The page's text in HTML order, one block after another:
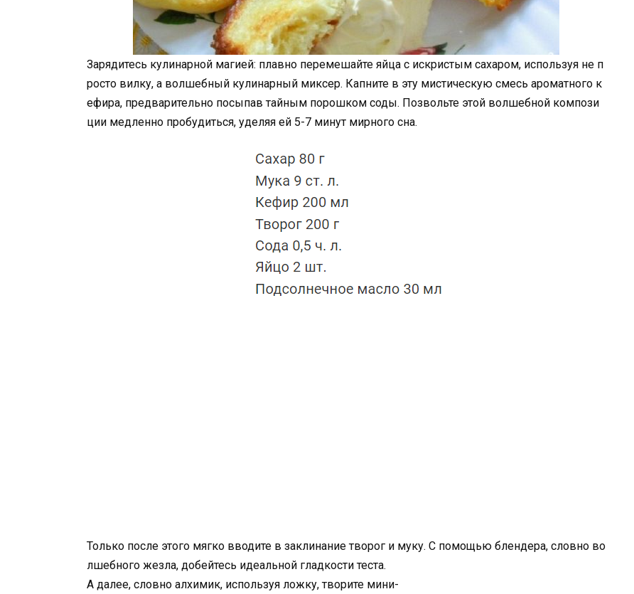
Зарядитесь кулинарной магией: плавно перемешайте яйца с искристым сахаром, используя не п
росто вилку, а волшебный кулинарный миксер. Капните в эту мистическую смесь ароматного к
ефира, предварительно посыпав тайным порошком соды. Позвольте этой волшебной компози
ции медленно пробудиться, уделяя ей 5-7 минут мирного сна.
Только после этого мягко вводите в заклинание творог и муку. С помощью блендера, словно во
лшебного жезла, добейтесь идеальной гладкости теста.
А далее, словно алхимик, используя ложку, творите мини-